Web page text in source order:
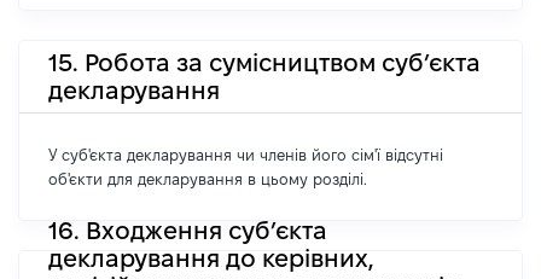
15. Робота за сумісництвом суб’єкта
декларування
У суб'єкта декларування чи членів його сім'ї відсутні
об'єкти для декларування в цьому розділі.
16. Входження суб’єкта
декларування до керівних,